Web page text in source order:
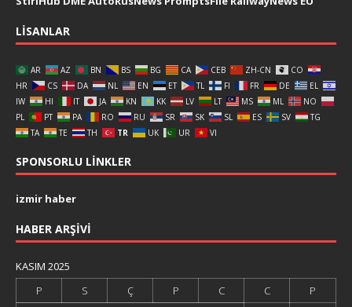
LISANLAR
AR AZ BN BS BG CA CEB ZH-CN
CO
HR
CS DA NL EN ET TL FI FR DE
EL
IW
HI IT JA KN KK LV LT MS ML
NO
PL
PT PA RO RU SR SK SL ES SV
TG
TA
TE TH TR UK UR VI
SPONSORLU LINKLER
izmir haber
HABER ARŞIVI
KASIM 2025
P
S Ç P C C P